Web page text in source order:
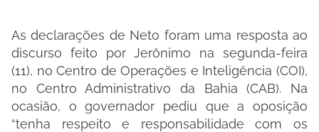
As declarações de Neto foram uma resposta ao
discurso feito por Jerônimo na segunda-feira
(11), no Centro de Operações e Inteligência (COI),
no Centro Administrativo da Bahia (CAB). Na
ocasião, o governador pediu que a oposição
“tenha respeito e responsabilidade com os